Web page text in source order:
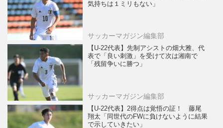
気持ちは１ミリもない」
サッカーマガジン編集部
【U-22代表】先制アシストの畑大雅、代
表で「良い刺激」を受けて次は湘南で
「残留争いに勝つ」
サッカーマガジン編集部
【U-22代表】2得点は覚悟の証！ 藤尾
翔太「同世代のFWに負けないように結果
で示していきたい」